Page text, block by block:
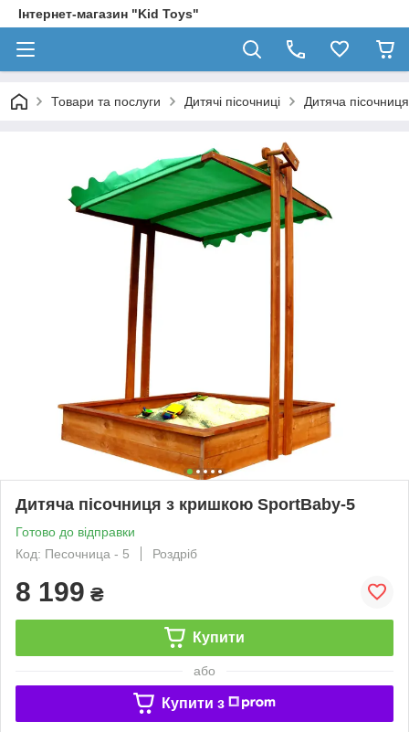
Інтернет-магазин "Kid Toys"
Товари та послуги Дитячі пісочниці Дитяча
Дитяча пісочниця з кришкою SportBaby-5
Готово до відправки
Код: Песочница - 5
Роздріб
8 199 ₴
Купити
або
Купити з